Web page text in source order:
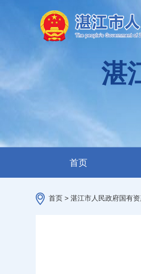
湛
首页
首页 > 湛江市人民政府国有